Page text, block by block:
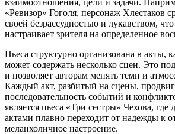
«Ревизор» Гоголя, персонаж Хлестаков
своей безрассудностью и лукавством,
настраивает зрителя на определенное
Пьеса структурно организована в акты,
может содержать несколько сцен. Это
и позволяет авторам менять темп и
Каждый акт, разбитый на сцены,
последовательность событий и
является пьеса «Три сестры» Чехова,
актами плавно переходит от надежды к
меланхоличное настроение.